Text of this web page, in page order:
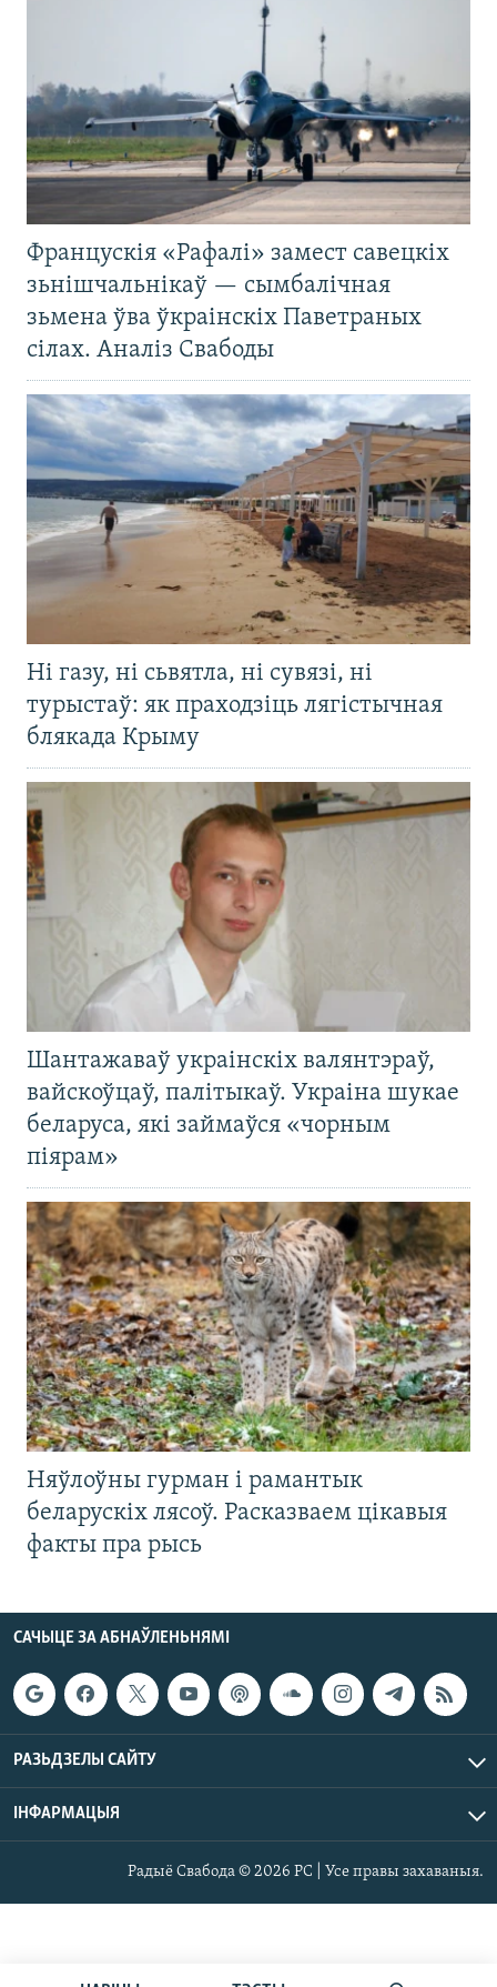
Францускія «Рафалі» замест савецкіх
зьнішчальнікаў — сымбалічная
зьмена ўва ўкраінскіх Паветраных
сілах. Аналіз Свабоды
Ні газу, ні сьвятла, ні сувязі, ні
турыстаў: як праходзіць лягістычная
блякада Крыму
Шантажаваў украінскіх валянтэраў,
вайскоўцаў, палітыкаў. Украіна шукае
беларуса, які займаўся «чорным
піярам»
Няўлоўны гурман і рамантык
беларускіх лясоў. Расказваем цікавыя
факты пра рысь
САЧЫЦЕ ЗА АБНАЎЛЕНЬНЯМІ
РАЗЬДЗЕЛЫ САЙТУ
ІНФАРМАЦЫЯ
Радыё Свабода © 2026 РС | Усе правы захаваныя.